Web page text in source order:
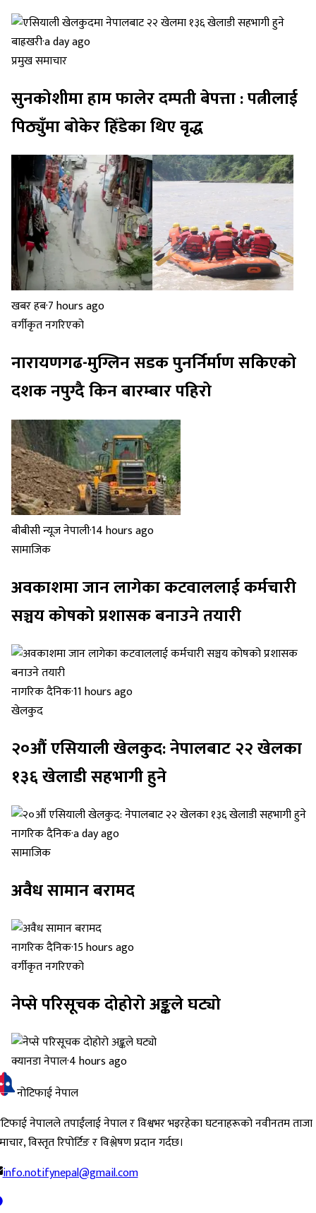
बाह्रखरी·a day ago
प्रमुख समाचार
सुनकोशीमा हाम फालेर दम्पती बेपत्ता : पत्नीलाई
पिठ्युँमा बोकेर हिँडेका थिए वृद्ध
खबर हब·7 hours ago
वर्गीकृत नगरिएको
नारायणगढ-मुग्लिन सडक पुनर्निर्माण सकिएको
दशक नपुग्दै किन बारम्बार पहिरो
बीबीसी न्यूज नेपाली·14 hours ago
सामाजिक
अवकाशमा जान लागेका कटवाललाई कर्मचारी
सञ्चय कोषको प्रशासक बनाउने तयारी
नागरिक दैनिक·11 hours ago
खेलकुद
२०औं एसियाली खेलकुद: नेपालबाट २२ खेलका
१३६ खेलाडी सहभागी हुने
नागरिक दैनिक·a day ago
सामाजिक
अवैध सामान बरामद
नागरिक दैनिक·15 hours ago
वर्गीकृत नगरिएको
नेप्से परिसूचक दोहोरो अङ्कले घट्यो
क्यानडा नेपाल·4 hours ago
नोटिफाई नेपाल
नेपालले तपाईंलाई नेपाल र विश्वभर भइरहेका घटनाहरूको नवीनतम ताजा
विस्तृत रिपोर्टिङ र विश्लेषण प्रदान गर्दछ।
info.notifynepal@gmail.com